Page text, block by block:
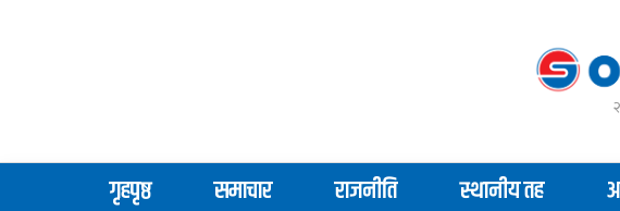
गृहपृष्ठ समाचार राजनीति स्थानीय तह